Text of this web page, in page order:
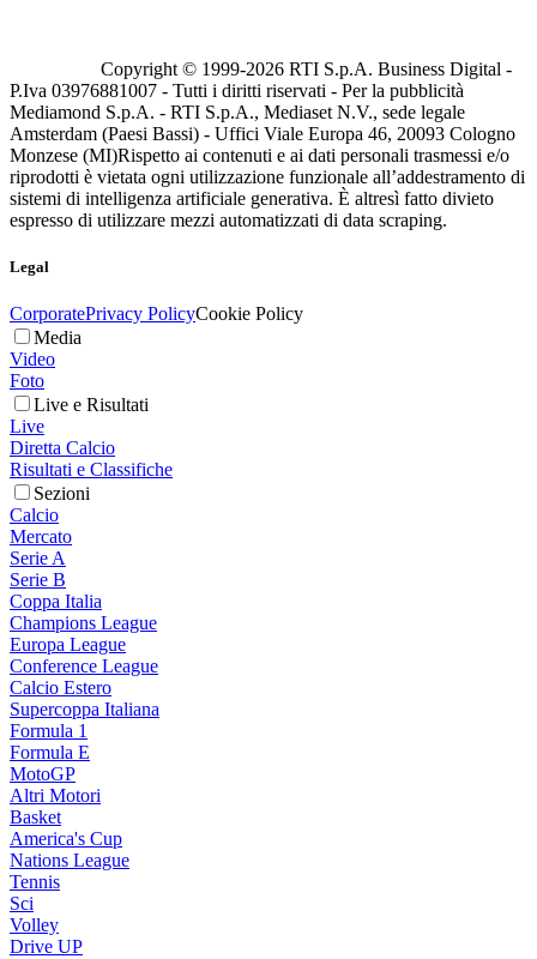
Copyright © 1999-2026 RTI S.p.A. Business Digital -
P.Iva 03976881007 - Tutti i diritti riservati - Per la pubblicità
Mediamond S.p.A. - RTI S.p.A., Mediaset N.V., sede legale
Amsterdam (Paesi Bassi) - Uffici Viale Europa 46, 20093 Cologno
Monzese (MI)Rispetto ai contenuti e ai dati personali trasmessi e/o
riprodotti è vietata ogni utilizzazione funzionale all’addestramento di
sistemi di intelligenza artificiale generativa. È altresì fatto divieto
espresso di utilizzare mezzi automatizzati di data scraping.
Legal
CorporatePrivacy PolicyCookie Policy
Media
Video
Foto
Live e Risultati
Live
Diretta Calcio
Risultati e Classifiche
Sezioni
Calcio
Mercato
Serie A
Serie B
Coppa Italia
Champions League
Europa League
Conference League
Calcio Estero
Supercoppa Italiana
Formula 1
Formula E
MotoGP
Altri Motori
Basket
America's Cup
Nations League
Tennis
Sci
Volley
Drive UP